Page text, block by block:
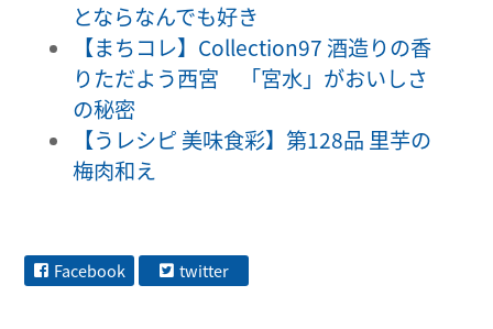
とならなんでも好き
【まちコレ】Collection97 酒造りの香
りただよう西宮 「宮水」がおいしさ
の秘密
【うレシピ 美味食彩】第128品 里芋の
梅肉和え
Facebook twitter